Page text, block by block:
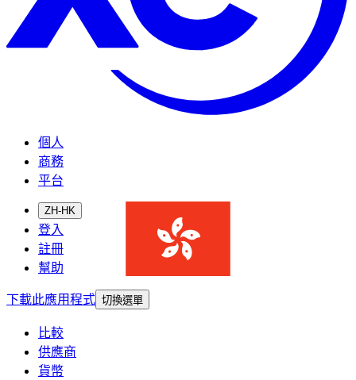
個人
商務
平台
ZH-HK
登入
註冊
幫助
下載此應用程式 切換選單
比較
供應商
貨幣